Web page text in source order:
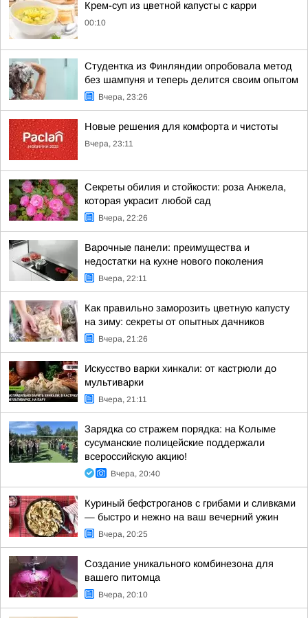
Крем-суп из цветной капусты с карри
00:10
Студентка из Финляндии опробовала метод
без шампуня и теперь делится своим опытом
Вчера, 23:26
Новые решения для комфорта и чистоты
Вчера, 23:11
Секреты обилия и стойкости: роза Анжела,
которая украсит любой сад
Вчера, 22:26
Варочные панели: преимущества и
недостатки на кухне нового поколения
Вчера, 22:11
Как правильно заморозить цветную капусту
на зиму: секреты от опытных дачников
Вчера, 21:26
Искусство варки хинкали: от кастрюли до
мультиварки
Вчера, 21:11
Зарядка со стражем порядка: на Колыме
сусуманские полицейские поддержали
всероссийскую акцию!
Вчера, 20:40
Куриный бефстроганов с грибами и сливками
— быстро и нежно на ваш вечерний ужин
Вчера, 20:25
Создание уникального комбинезона для
вашего питомца
Вчера, 20:10